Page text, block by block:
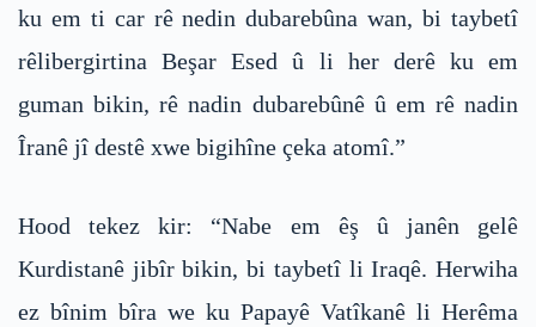
ku em ti car rê nedin dubarebûna wan, bi taybetî
rêlibergirtina Beşar Esed û li her derê ku em
guman bikin, rê nadin dubarebûnê û em rê nadin
Îranê jî destê xwe bigihîne çeka atomî.”
Hood tekez kir: “Nabe em êş û janên gelê
Kurdistanê jibîr bikin, bi taybetî li Iraqê. Herwiha
ez bînim bîra we ku Papayê Vatîkanê li Herêma